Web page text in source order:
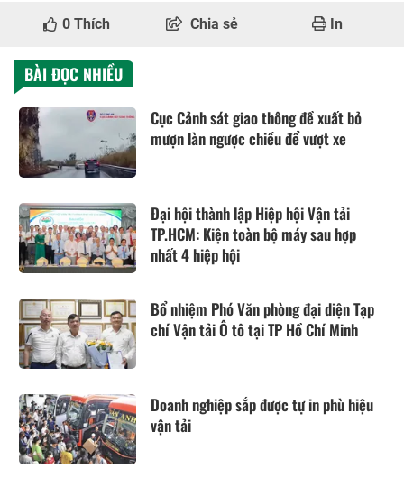
0 Thích Chia sẻ In
BÀI ĐỌC NHIỀU
Cục Cảnh sát giao thông đề xuất bỏ
mượn làn ngược chiều để vượt xe
Đại hội thành lập Hiệp hội Vận tải
TP.HCM: Kiện toàn bộ máy sau hợp
nhất 4 hiệp hội
Bổ nhiệm Phó Văn phòng đại diện Tạp
chí Vận tải Ô tô tại TP Hồ Chí Minh
Doanh nghiệp sắp được tự in phù hiệu
vận tải